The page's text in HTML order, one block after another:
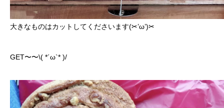
大きなものはカットしてくださいます(✂’ω’)✂
GET〜〜\( *´ω`* )/